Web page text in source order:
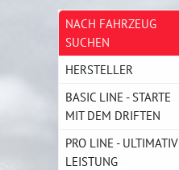
NACH FAHRZEUG
SUCHEN
HERSTELLER
BASIC LINE - STARTE
MIT DEM DRIFTEN
PRO LINE -
LEISTUNG